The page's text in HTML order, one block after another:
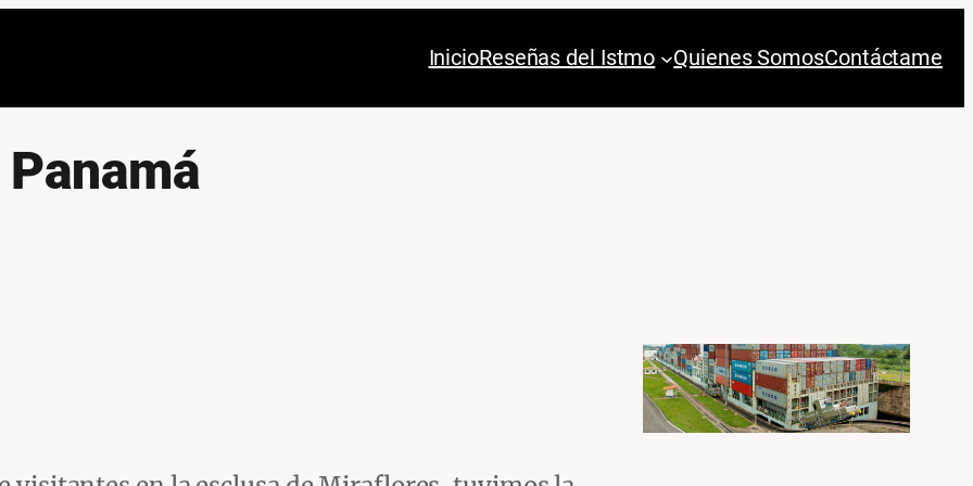
InicioReseñas del Istmo Quienes SomosContáctame